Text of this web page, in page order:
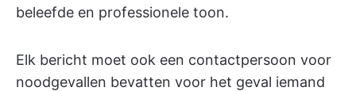
beleefde en professionele toon.
Elk bericht moet ook een contactpersoon voor
noodgevallen bevatten voor het geval iemand